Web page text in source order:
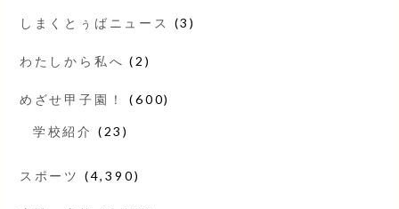
しまくとぅばニュース (3)
わたしから私へ (2)
めざせ甲子園！ (600)
学校紹介 (23)
スポーツ (4,390)